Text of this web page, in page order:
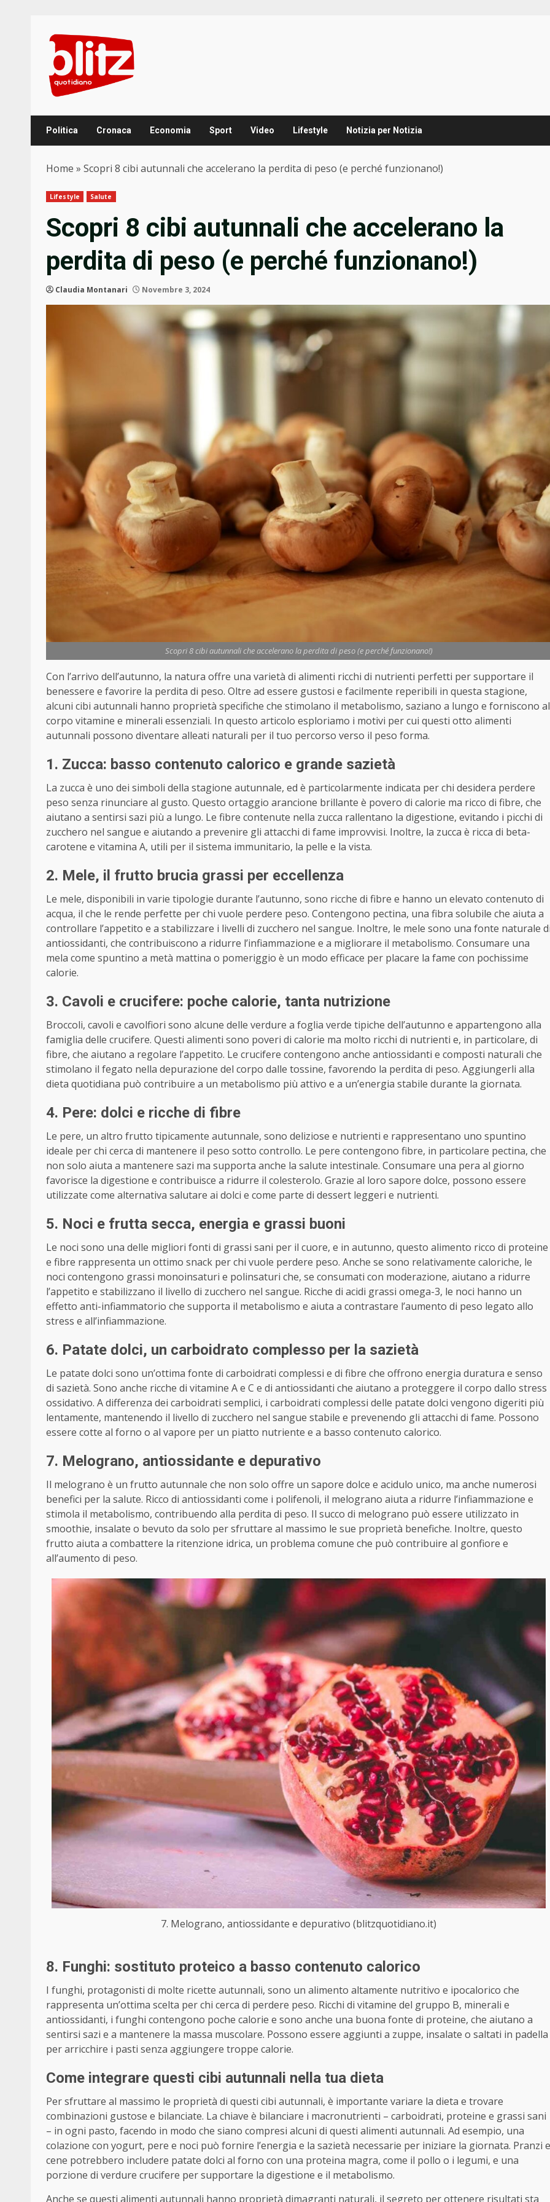
content
Politica Cronaca Economia Sport Video Lifestyle Notizia per Notizia
Home » Scopri 8 cibi autunnali che accelerano la perdita di peso (e perché funzionano!)
Lifestyle Salute
Scopri 8 cibi autunnali che accelerano la
perdita di peso (e perché funzionano!)
Claudia Montanari Novembre 3, 2024
Scopri 8 cibi autunnali che accelerano la perdita di peso (e perché funzionano!)
Con l’arrivo dell’autunno, la natura offre una varietà di alimenti ricchi di nutrienti perfetti per supportare il
benessere e favorire la perdita di peso. Oltre ad essere gustosi e facilmente reperibili in questa stagione,
alcuni cibi autunnali hanno proprietà specifiche che stimolano il metabolismo, saziano a lungo e forniscono al
corpo vitamine e minerali essenziali. In questo articolo esploriamo i motivi per cui questi otto alimenti
autunnali possono diventare alleati naturali per il tuo percorso verso il peso forma.
1. Zucca: basso contenuto calorico e grande sazietà
La zucca è uno dei simboli della stagione autunnale, ed è particolarmente indicata per chi desidera perdere
peso senza rinunciare al gusto. Questo ortaggio arancione brillante è povero di calorie ma ricco di fibre, che
aiutano a sentirsi sazi più a lungo. Le fibre contenute nella zucca rallentano la digestione, evitando i picchi di
zucchero nel sangue e aiutando a prevenire gli attacchi di fame improvvisi. Inoltre, la zucca è ricca di beta-
carotene e vitamina A, utili per il sistema immunitario, la pelle e la vista.
2. Mele, il frutto brucia grassi per eccellenza
Le mele, disponibili in varie tipologie durante l’autunno, sono ricche di fibre e hanno un elevato contenuto di
acqua, il che le rende perfette per chi vuole perdere peso. Contengono pectina, una fibra solubile che aiuta a
controllare l’appetito e a stabilizzare i livelli di zucchero nel sangue. Inoltre, le mele sono una fonte naturale
antiossidanti, che contribuiscono a ridurre l’infiammazione e a migliorare il metabolismo. Consumare una
mela come spuntino a metà mattina o pomeriggio è un modo efficace per placare la fame con pochissime
calorie.
3. Cavoli e crucifere: poche calorie, tanta nutrizione
Broccoli, cavoli e cavolfiori sono alcune delle verdure a foglia verde tipiche dell’autunno e appartengono alla
famiglia delle crucifere. Questi alimenti sono poveri di calorie ma molto ricchi di nutrienti e, in particolare, di
fibre, che aiutano a regolare l’appetito. Le crucifere contengono anche antiossidanti e composti naturali che
stimolano il fegato nella depurazione del corpo dalle tossine, favorendo la perdita di peso. Aggiungerli alla
dieta quotidiana può contribuire a un metabolismo più attivo e a un’energia stabile durante la giornata.
4. Pere: dolci e ricche di fibre
Le pere, un altro frutto tipicamente autunnale, sono deliziose e nutrienti e rappresentano uno spuntino
ideale per chi cerca di mantenere il peso sotto controllo. Le pere contengono fibre, in particolare pectina, che
non solo aiuta a mantenere sazi ma supporta anche la salute intestinale. Consumare una pera al giorno
favorisce la digestione e contribuisce a ridurre il colesterolo. Grazie al loro sapore dolce, possono essere
utilizzate come alternativa salutare ai dolci e come parte di dessert leggeri e nutrienti.
5. Noci e frutta secca, energia e grassi buoni
Le noci sono una delle migliori fonti di grassi sani per il cuore, e in autunno, questo alimento ricco di proteine
e fibre rappresenta un ottimo snack per chi vuole perdere peso. Anche se sono relativamente caloriche, le
noci contengono grassi monoinsaturi e polinsaturi che, se consumati con moderazione, aiutano a ridurre
l’appetito e stabilizzano il livello di zucchero nel sangue. Ricche di acidi grassi omega-3, le noci hanno un
effetto anti-infiammatorio che supporta il metabolismo e aiuta a contrastare l’aumento di peso legato allo
stress e all’infiammazione.
6. Patate dolci, un carboidrato complesso per la sazietà
Le patate dolci sono un’ottima fonte di carboidrati complessi e di fibre che offrono energia duratura e senso
di sazietà. Sono anche ricche di vitamine A e C e di antiossidanti che aiutano a proteggere il corpo dallo stress
ossidativo. A differenza dei carboidrati semplici, i carboidrati complessi delle patate dolci vengono digeriti più
lentamente, mantenendo il livello di zucchero nel sangue stabile e prevenendo gli attacchi di fame. Possono
essere cotte al forno o al vapore per un piatto nutriente e a basso contenuto calorico.
7. Melograno, antiossidante e depurativo
Il melograno è un frutto autunnale che non solo offre un sapore dolce e acidulo unico, ma anche numerosi
benefici per la salute. Ricco di antiossidanti come i polifenoli, il melograno aiuta a ridurre l’infiammazione e
stimola il metabolismo, contribuendo alla perdita di peso. Il succo di melograno può essere utilizzato in
smoothie, insalate o bevuto da solo per sfruttare al massimo le sue proprietà benefiche. Inoltre, questo
frutto aiuta a combattere la ritenzione idrica, un problema comune che può contribuire al gonfiore e
all’aumento di peso.
7. Melograno, antiossidante e depurativo (blitzquotidiano.it)
8. Funghi: sostituto proteico a basso contenuto calorico
I funghi, protagonisti di molte ricette autunnali, sono un alimento altamente nutritivo e ipocalorico che
rappresenta un’ottima scelta per chi cerca di perdere peso. Ricchi di vitamine del gruppo B, minerali e
antiossidanti, i funghi contengono poche calorie e sono anche una buona fonte di proteine, che aiutano a
sentirsi sazi e a mantenere la massa muscolare. Possono essere aggiunti a zuppe, insalate o saltati in padella
per arricchire i pasti senza aggiungere troppe calorie.
Come integrare questi cibi autunnali nella tua dieta
Per sfruttare al massimo le proprietà di questi cibi autunnali, è importante variare la dieta e trovare
combinazioni gustose e bilanciate. La chiave è bilanciare i macronutrienti – carboidrati, proteine e grassi sani
– in ogni pasto, facendo in modo che siano compresi alcuni di questi alimenti autunnali. Ad esempio, una
colazione con yogurt, pere e noci può fornire l’energia e la sazietà necessarie per iniziare la giornata. Pranzi e
cene potrebbero includere patate dolci al forno con una proteina magra, come il pollo o i legumi, e una
porzione di verdure crucifere per supportare la digestione e il metabolismo.
Anche se questi alimenti autunnali hanno proprietà dimagranti naturali, il segreto per ottenere risultati sta